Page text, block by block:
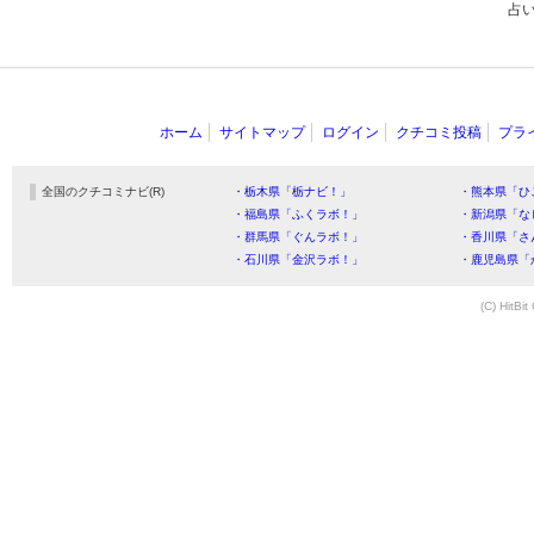
占
ホーム サイトマップ ログイン クチコミ投稿 プラ
全国のクチコミナビ(R) ・栃木県「栃ナビ！」
・熊本県「
・福島県「ふくラボ！」
・新潟県「
・群馬県「ぐんラボ！」
・香川県「
・石川県「金沢ラボ！」
・鹿児島県
(C) HitBit